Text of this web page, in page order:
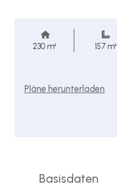
230 m² 157 m²
Pläne herunterladen
Basisdaten